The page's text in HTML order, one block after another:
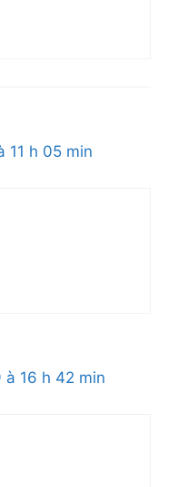
11 h 05 min
à 16 h 42 min